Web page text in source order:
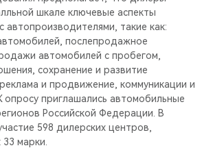
шкале ключевые аспекты
автопроизводителями, такие как:
послепродажное
автомобилей с пробегом,
сохранение и развитие
и продвижение, коммуникации и
опросу приглашались автомобильные
Российской Федерации. В
598 дилерских центров,
марки.